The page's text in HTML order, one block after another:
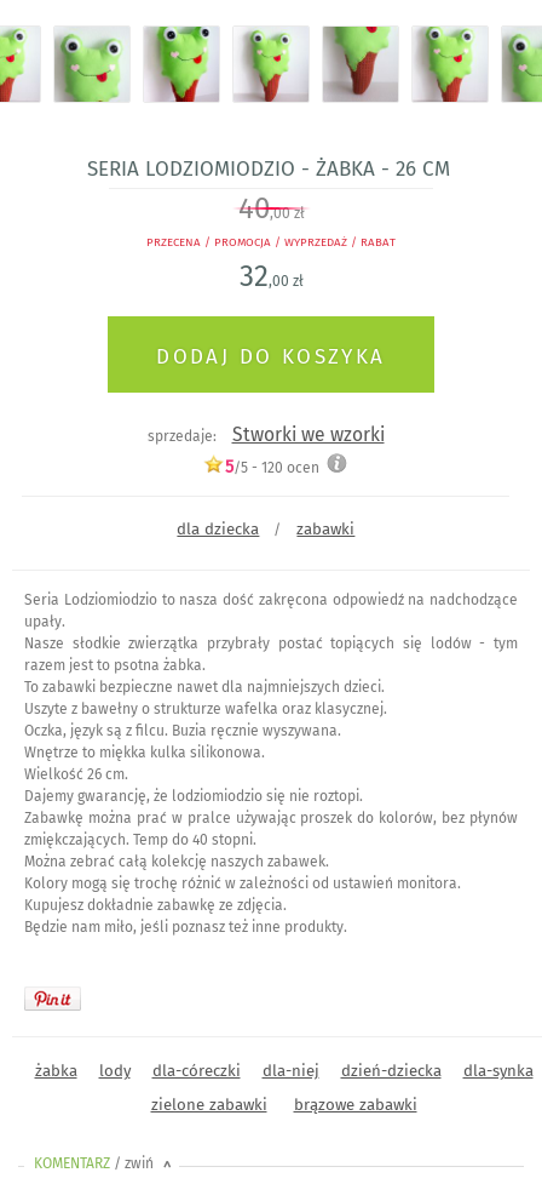
Seria Lodziomiodzio - Żabka - 26 cm
40,00 zł
PRZECENA / PROMOCJA / WYPRZEDAŻ / RABAT
32,00 zł
sprzedaje: Stworki we wzorki
5/5 - 120 ocen
dla dziecka / zabawki
Seria Lodziomiodzio to nasza dość zakręcona odpowiedź na nadchodzące
upały.
Nasze słodkie zwierzątka przybrały postać topiących się lodów - tym
razem jest to psotna żabka.
To zabawki bezpieczne nawet dla najmniejszych dzieci.
Uszyte z bawełny o strukturze wafelka oraz klasycznej.
Oczka, język są z filcu. Buzia ręcznie wyszywana.
Wnętrze to miękka kulka silikonowa.
Wielkość 26 cm.
Dajemy gwarancję, że lodziomiodzio się nie roztopi.
Zabawkę można prać w pralce używając proszek do kolorów, bez płynów
zmiękczających. Temp do 40 stopni.
Można zebrać całą kolekcję naszych zabawek.
Kolory mogą się trochę różnić w zależności od ustawień monitora.
Kupujesz dokładnie zabawkę ze zdjęcia.
Będzie nam miło, jeśli poznasz też inne produkty.
żabka lody dla-córeczki dla-niej dzień-dziecka
dla-synka
zielone zabawki
brązowe zabawki
KOMENTARZ / zwiń <